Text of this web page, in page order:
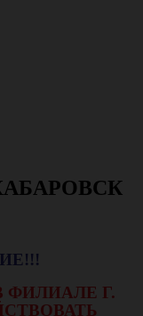
ФИЛИАЛЕ Г.